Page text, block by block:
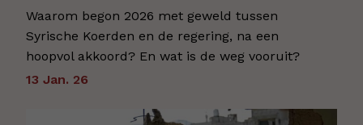
Waarom begon 2026 met geweld tussen
Syrische Koerden en de regering, na een
hoopvol akkoord? En wat is de weg vooruit?
13 Jan. 26